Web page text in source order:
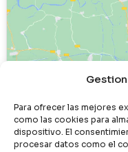
Para ofrecer las mejores
como las cookies para
dispositivo. El
procesar datos como el
Haz clic